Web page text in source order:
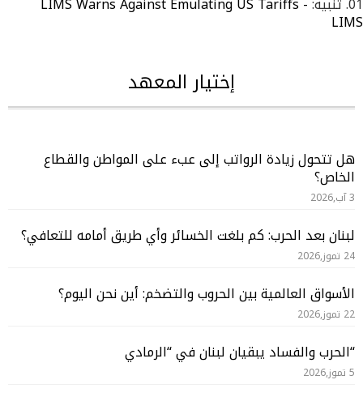
LIMS
إختيار المعهد
هل تتحول زيادة الرواتب إلى عبء على المواطن والقطاع
الخاص؟
3 آب,2026
لبنان بعد الحرب: كم بلغت الخسائر وأي طريق أمامه للتعافي؟
24 تموز,2026
الأسواق العالمية بين الحروب والتضخم: أين نحن اليوم؟
22 تموز,2026
“الحرب والفساد يبقيان لبنان في “الرمادي
5 تموز,2026